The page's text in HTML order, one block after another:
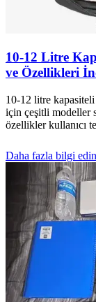
10-12 Litre
ve Özellikleri
10-12 litre kapasiteli
için çeşitli modeller
özellikler kullanıcı
Daha fazla bilgi